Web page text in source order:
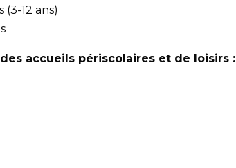
12 ans)
accueils périscolaires et de loisirs :